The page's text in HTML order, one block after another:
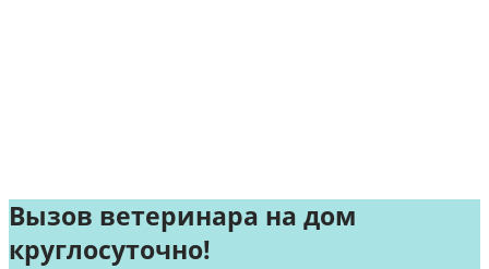
Вызов ветеринара на дом
круглосуточно!